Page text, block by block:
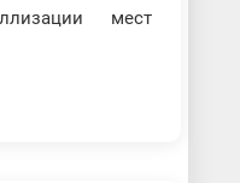
мест